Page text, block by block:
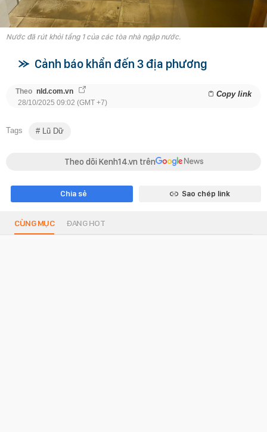
Nước đã rút khỏi tầng 1 của các tòa nhà ngập nước.
Cảnh báo khẩn đến 3 địa phương
Theo nld.com.vn Copy link
28/10/2025 09:02 (GMT +7)
Tags Lũ Dữ
Theo dõi Kenh14.vn trên
Chia sẻ Sao chép link
CÙNG MỤC ĐANG HOT